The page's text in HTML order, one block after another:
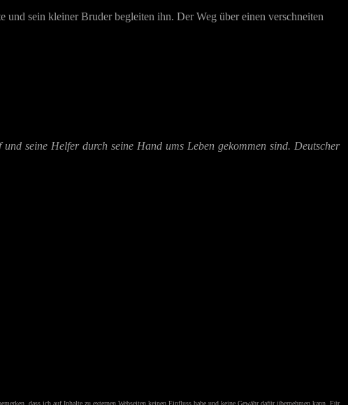
sein kleiner Bruder begleiten ihn. Der Weg über einen verschneiten
seine Helfer durch seine Hand ums Leben gekommen sind. Deutscher
dass ich auf Inhalte zu externen Webseiten keinen Einfluss habe und keine Gewähr dafür übernehmen kann. Für